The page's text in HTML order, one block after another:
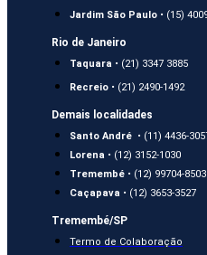
Jardim São Paulo • (15)
Rio de Janeiro
Taquara • (21) 3347 3885
Recreio • (21) 2490-1492
Demais localidades
Santo André • (11) 4436-
Lorena • (12) 3152-1030
Tremembé • (12) 99704-8503
Caçapava • (12) 3653-3527
Tremembé/SP
Termo de Colaboração